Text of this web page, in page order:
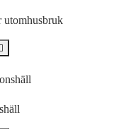
utomhusbruk
